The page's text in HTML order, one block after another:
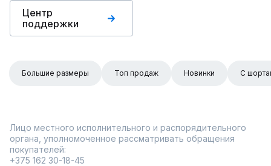
Центр
поддержки
Большие размеры Топ продаж Новинки С
Лицо местного исполнительного и распорядительного
органа, уполномоченное рассматривать обращения
покупателей:
+375 162 30-18-45